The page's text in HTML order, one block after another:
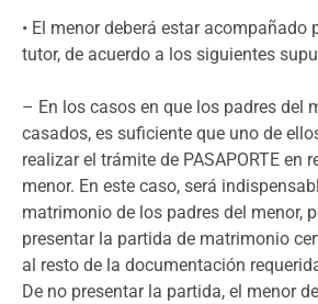
• El menor deberá estar
tutor, de acuerdo a los siguientes
– En los casos en que los padres del
casados, es suficiente que uno de
realizar el trámite de PASAPORTE en
menor. En este caso, será
matrimonio de los padres del menor,
presentar la partida de matrimonio
al resto de la documentación
De no presentar la partida, el menor